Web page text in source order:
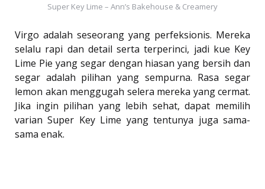
Super Key Lime – Ann’s Bakehouse & Creamery
Virgo adalah seseorang yang perfeksionis. Mereka
selalu rapi dan detail serta terperinci, jadi kue Key
Lime Pie yang segar dengan hiasan yang bersih dan
segar adalah pilihan yang sempurna. Rasa segar
lemon akan menggugah selera mereka yang cermat.
Jika ingin pilihan yang lebih sehat, dapat memilih
varian Super Key Lime yang tentunya juga sama-
sama enak.